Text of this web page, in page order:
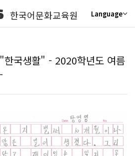
한국어문화교육원 Language
한국생활" - 2020학년도 여름